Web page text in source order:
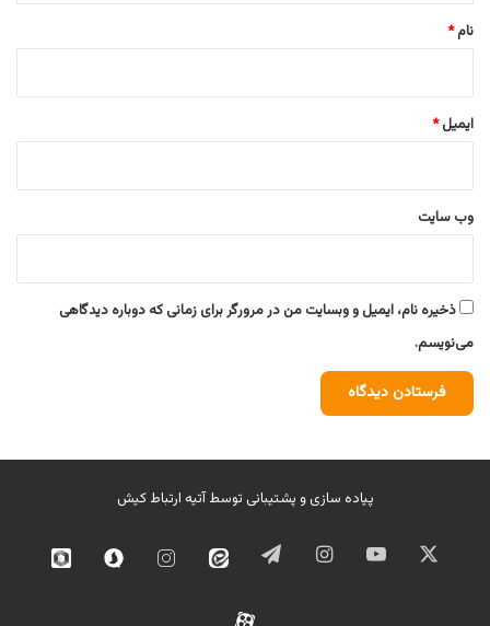
نام*
ایمیل*
وب‌ سایت
ذخیره نام، ایمیل و وبسایت من در مرورگر برای زمانی که دوباره دیدگاهی
می‌نویسم.
پیاده سازی و پشتیبانی توسطآتیه ارتباط کیش
ایکس یوتیوب اینستاگرامتلگرام ایتا
اینستاگرامسروش